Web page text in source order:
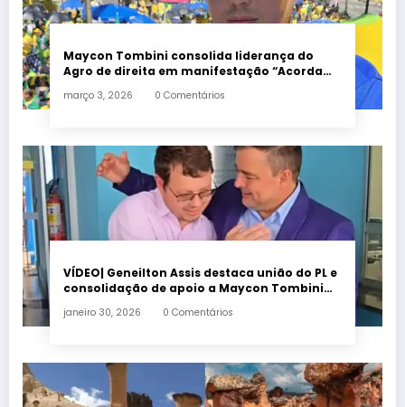
Maycon Tombini consolida liderança do
Agro de direita em manifestação “Acorda
março 3, 2026 0 Comentários
VÍDEO| Geneilton Assis destaca união do PL e
consolidação de apoio a Maycon Tombini
janeiro 30, 2026 0 Comentários